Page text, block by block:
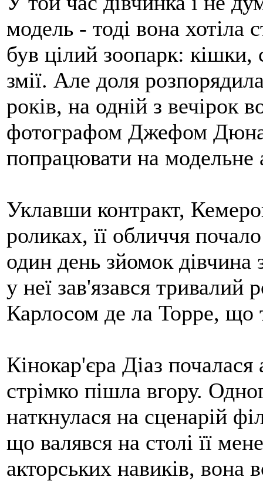
модель - тоді вона
був цілий зоопарк: кішки,
змії. Але доля
років, на одній з вечірок
фотографом Джефом
попрацювати на модельне
Уклавши контракт,
роликах, її обличчя
один день зйомок дівчина
у неї зав'язався тривалий
Карлосом де ла Торре, що
Кінокар'єра Діаз
стрімко пішла вгору.
наткнулася на сценарій
що валявся на столі її
акторських навиків, вона